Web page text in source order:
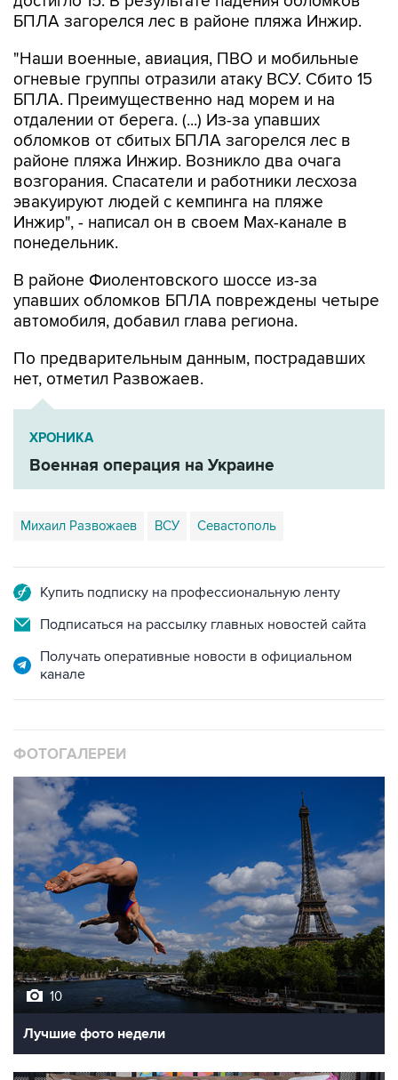
БПЛА загорелся лес в районе пляжа Инжир.
"Наши военные, авиация, ПВО и мобильные
огневые группы отразили атаку ВСУ. Сбито 15
БПЛА. Преимущественно над морем и на
отдалении от берега. (...) Из-за упавших
обломков от сбитых БПЛА загорелся лес в
районе пляжа Инжир. Возникло два очага
возгорания. Спасатели и работники лесхоза
эвакуируют людей с кемпинга на пляже
Инжир", - написал он в своем Мах-канале в
понедельник.
В районе Фиолентовского шоссе из-за
упавших обломков БПЛА повреждены четыре
автомобиля, добавил глава региона.
По предварительным данным, пострадавших
нет, отметил Развожаев.
ХРОНИКА
Военная операция на Украине
Михаил Развожаев ВСУ Севастополь
Купить подписку на профессиональную ленту
Подписаться на рассылку главных новостей сайта
Получать оперативные новости в официальном
канале
ФОТОГАЛЕРЕИ
10
Лучшие фото недели